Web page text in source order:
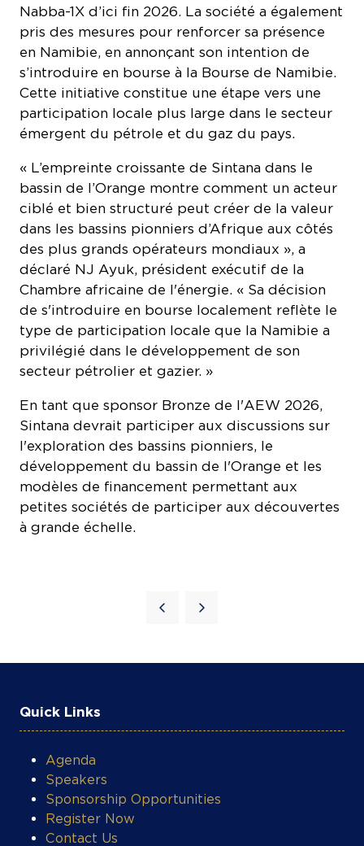
en Namibie, en annonçant son intention de
s’introduire en bourse à la Bourse de Namibie.
Cette initiative constitue une étape vers une
participation locale plus large dans le secteur
émergent du pétrole et du gaz du pays.
« L’empreinte croissante de Sintana dans le
ciblé et bien structuré peut créer de la valeur
dans les bassins pionniers d’Afrique aux côtés
des plus grands opérateurs mondiaux », a
déclaré NJ Ayuk, président exécutif de la
Chambre africaine de l'énergie. « Sa décision
de s'introduire en bourse localement reflète le
type de participation locale que la Namibie a
privilégié dans le développement de son
secteur pétrolier et gazier. »
En tant que sponsor Bronze de l'AEW 2026,
l'exploration des bassins pionniers, le
développement du bassin de l'Orange et les
modèles de financement permettant aux
petites sociétés de participer aux découvertes
à grande échelle.
Sponsorship Opportunities
Register Now
Contact Us
JET Concert
COOKIE SETTINGS